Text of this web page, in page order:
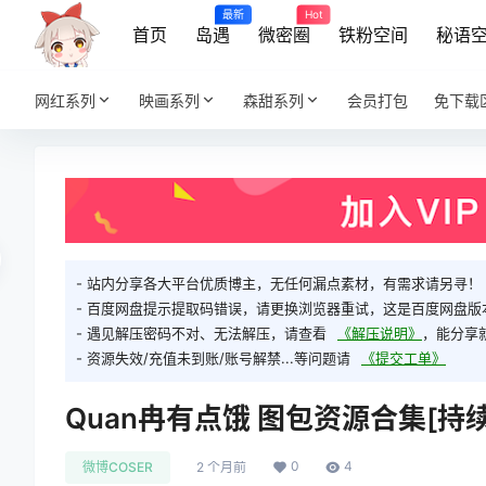
首页 岛遇
最新
微密圈
Hot
铁粉空间 秘语
网红系列 映画系列 森甜系列 会员打包 免下载
- 站内分享各大平台优质博主，无任何漏点素材，有需求请另寻！
- 百度网盘提示提取码错误，请更换浏览器重试，这是百度网盘版
- 遇见解压密码不对、无法解压，请查看
《解压说明》 ，能分享
- 资源失效/充值未到账/账号解禁...等问题请
《提交工单》
Quan冉有点饿 图包资源合集[持
微博COSER 2 个月前 0 4